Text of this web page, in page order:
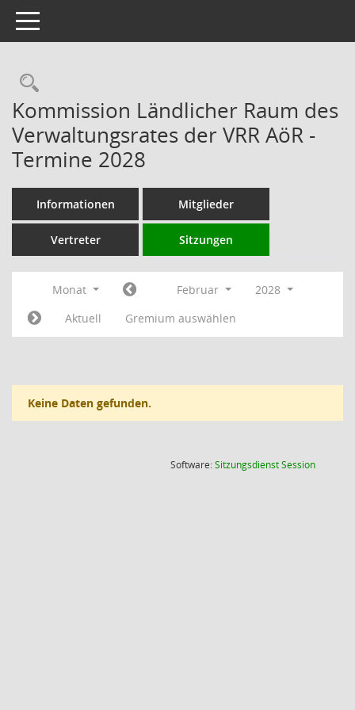
Toggle navigation
Rechercheauswahl
Kommission Ländlicher Raum des
Verwaltungsrates der VRR AöR -
Termine 2028
Informationen Mitglieder
Vertreter Sitzungen
Monat Februar
2028
Aktuell
Gremium auswählen
Keine Daten gefunden.
Software:SitzungsdienstSession(Wird in